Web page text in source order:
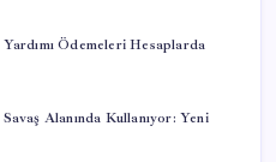
Ödemeleri Hesaplarda
Alanında Kullanıyor: Yeni